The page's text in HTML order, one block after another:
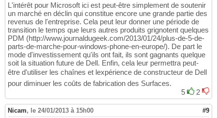
L'intérêt pour Microsoft ici est peut-être simplement de soutenir
un marché en déclin qui constitue encore une grande partie des
revenus de l'entreprise. Cela peut leur donner une période de
transition le temps que leurs autres produits grignotent quelques
PDM (http://www.journaldugeek.com/2013/01/24/plus-de-5-de-
parts-de-marche-pour-windows-phone-en-europe/). De part le
mode d'investissement qu'ils ont fait, ils sont gagnants quelque
soit la situation future de Dell. Enfin, cela leur permettra peut-
être d'utiliser les chaînes et lexpérience de constructeur de Dell
pour diminuer les coûts de fabrication des Surfaces.
5
2
Nicam, le 24/01/2013 à 15h00 #9